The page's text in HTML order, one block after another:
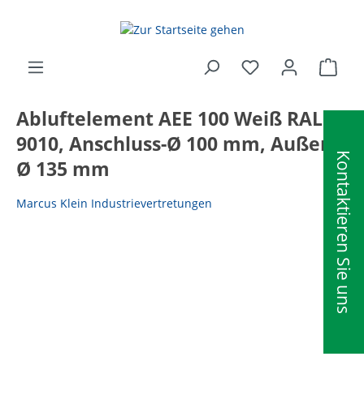
Kontaktieren Sie uns
Abluftelement AEE 100 Weiß RAL
9010, Anschluss-Ø 100 mm, Außen-
Ø 135 mm
Marcus Klein Industrievertretungen